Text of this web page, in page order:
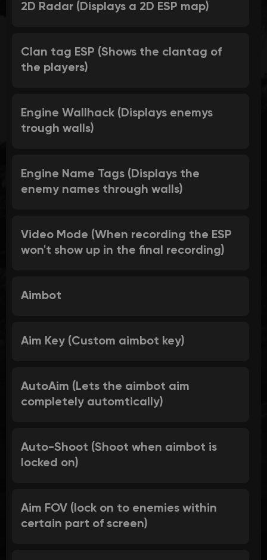
2D Radar (Displays a 2D ESP map)
Clan tag ESP (Shows the clantag of
the players)
Engine Wallhack (Displays enemys
trough walls)
Engine Name Tags (Displays the
enemy names through walls)
Video Mode (When recording the ESP
won't show up in the final recording)
Aimbot
Aim Key (Custom aimbot key)
AutoAim (Lets the aimbot aim
completely automtically)
Auto-Shoot (Shoot when aimbot is
locked on)
Aim FOV (lock on to enemies within
certain part of screen)